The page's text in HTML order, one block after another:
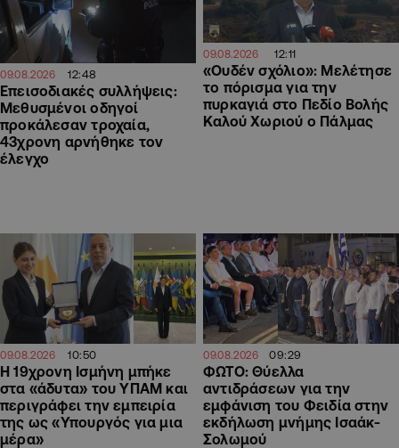
09.08.2026 12:48
Επεισοδιακές συλλήψεις:
Μεθυσμένοι οδηγοί
προκάλεσαν τροχαία,
43χρονη αρνήθηκε τον
έλεγχο
09.08.2026 12:11
«Ουδέν σχόλιο»: Μελέτησε
το πόρισμα για την
πυρκαγιά στο Πεδίο Βολής
Καλού Χωριού ο Πάλμας
09.08.2026 10:50
Η 19χρονη Ισμήνη μπήκε
στα «άδυτα» του ΥΠΑΜ και
περιγράφει την εμπειρία
της ως «Υπουργός για μια
μέρα»
09.08.2026 09:29
ΦΩΤΟ: Θύελλα
αντιδράσεων για την
εμφάνιση του Φειδία στην
εκδήλωση μνήμης Ισαάκ-
Σολωμού